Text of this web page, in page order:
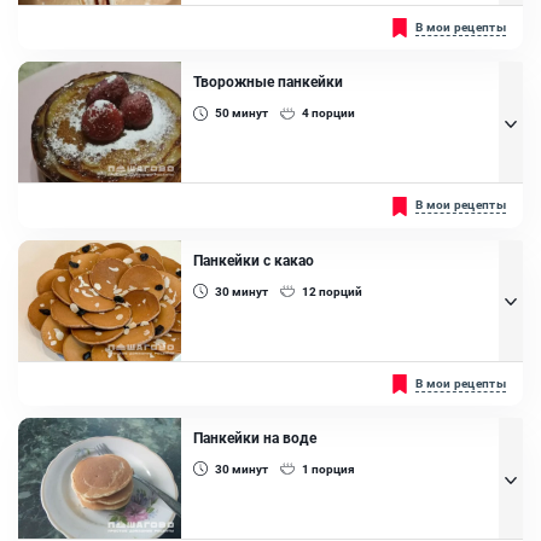
Отличный способ разнообразить классический рецепт панкейков,
добавив к нему яблоко. Количества фрукта можно увеличить по
желанию. ...
Яйцо куриное, Сахар, Молоко, Мука ржаная, Разрыхлитель,
Корица, Яблоки, Подсолнечное масло
В мои рецепты
Творожные панкейки
50минут 4порции
Творог
В мои рецепты
Панкейки с какао
30минут 12порций
В мои рецепты
Панкейки на воде
30минут 1 порция